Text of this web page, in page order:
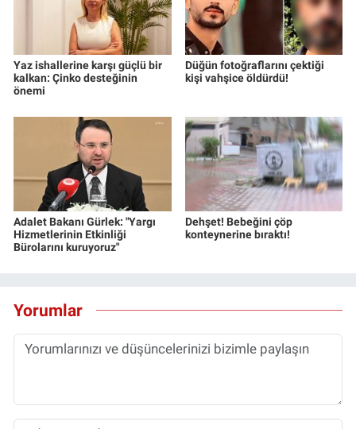
Yaz ishallerine karşı güçlü bir
kalkan: Çinko desteğinin
önemi
Düğün fotoğraflarını çektiği
kişi vahşice öldürdü!
Adalet Bakanı Gürlek: "Yargı
Hizmetlerinin Etkinliği
Bürolarını kuruyoruz"
Dehşet! Bebeğini çöp
konteynerine bıraktı!
Yorumlar